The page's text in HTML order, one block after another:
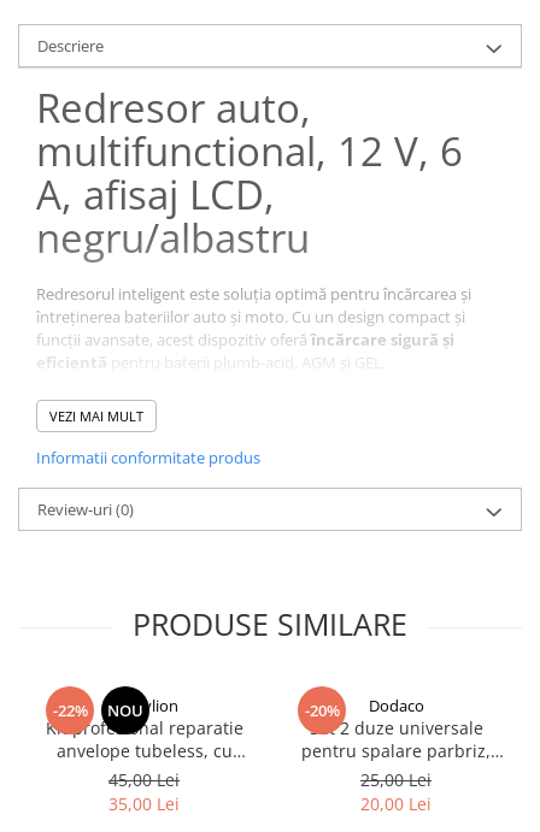
Descriere
Redresor auto,
multifunctional, 12 V, 6
A, afisaj LCD,
negru/albastru
Redresorul inteligent este soluția optimă pentru încărcarea și
întreținerea bateriilor auto și moto. Cu un design compact și
funcții avansate, acest dispozitiv oferă încărcare sigură și
eficientă pentru baterii plumb-acid, AGM și GEL.
Specificații:
Tensiune intrare:
Tensiune ieșire:DC 13,8-15,5 V
Curent maxim:6 A
Compatibilitate:
Dimensiuni:160 x 80 x 64 mm
VEZI MAI MULT
Informatii conformitate produs
Review-uri(0)
PRODUSE SIMILARE
-22% NOU
Dactylion
Kit profesional reparatie
anvelope tubeless, cu
geanta de transport, alezor,
ac de inserare, cutter, lipici
si snururi pentru reparatii
45,00 Lei
35,00 Lei
-20% Dodaco
Set 2 duze universale
pentru spalare parbriz,
reglare flux 360°, tip ceata,
plastic rezistent, 0.9 x 1.6 x
2.6 cm, culoare neagra
25,00 Lei
20,00 Lei